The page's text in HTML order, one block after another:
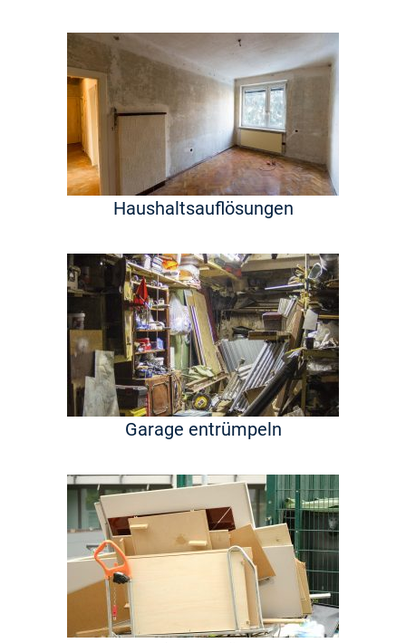
Haushaltsauflösungen
Garage entrümpeln